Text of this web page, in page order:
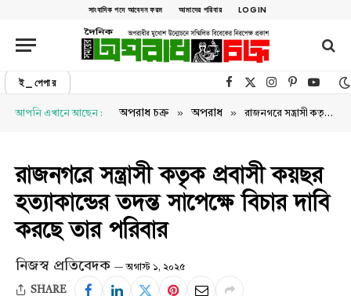
সাংবাদিক পদে আবেদন ফরম আমাদের পরিবার LOGIN
ই_পেপার Facebook
X (Twitter)Instagram
Pinterest
আপনি এখানে আছেন : অপরাধ চক্র » অপরাধ » রাজনগরে সন্ত্রাসী কতৃক প্রবাসী কয়ছর হত্যাকান্ডের তদন্ত সাপেক্ষে বিচার দাবি করছে তার পরিবার
রাজনগরে সন্ত্রাসী কতৃক প্রবাসী কয়ছর
হত্যাকান্ডের তদন্ত সাপেক্ষে বিচার দাবি
করছে তার পরিবার
নিজস্ব প্রতিবেদক অগাস্ট ১, ২০২৫
SHARE